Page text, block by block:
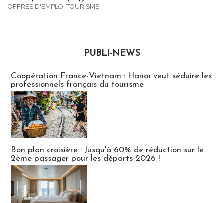
OFFRES D'EMPLOI TOURISME
PUBLI-NEWS
Coopération France-Vietnam : Hanoï veut séduire les
professionnels français du tourisme
Bon plan croisière : Jusqu'à 60% de réduction sur le
2ème passager pour les départs 2026 !